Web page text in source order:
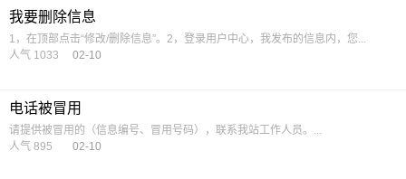
我要删除信息
1，在顶部点击“修改/删除信息”。2，登录用户中心，我发布的信息内，您...
人气 1033
02-10
电话被冒用
请提供被冒用的（信息编号、冒用号码），联系我站工作人员。...
人气 895
02-10